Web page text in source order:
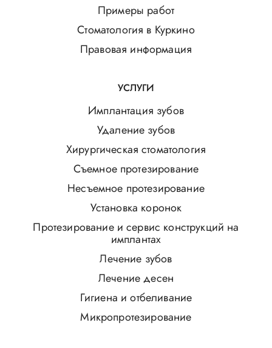
Примеры работ
Стоматология в Куркино
Правовая информация
УСЛУГИ
Имплантация зубов
Удаление зубов
Хирургическая стоматология
Съемное протезирование
Несъемное протезирование
Установка коронок
Протезирование и сервис конструкций на
имплантах
Лечение зубов
Лечение десен
Гигиена и отбеливание
Микропротезирование